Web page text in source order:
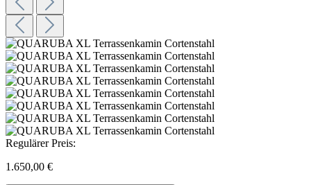
Regulärer Preis:
1.650,00 €